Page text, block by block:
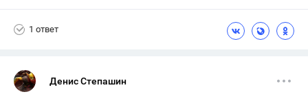
1 ответ
Денис Степашин